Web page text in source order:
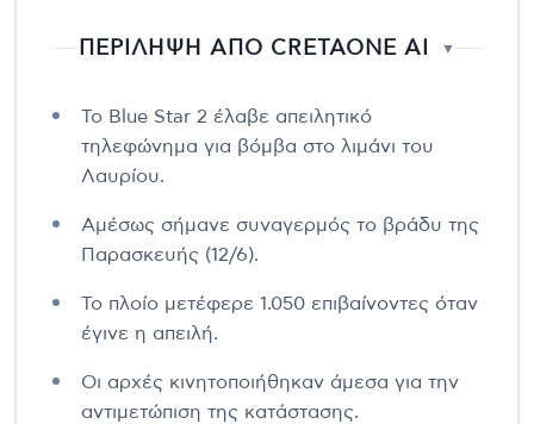
ΠΕΡΙΛΗΨΗ ΑΠΟ CRETAONE AI ▼
Το Blue Star 2 έλαβε απειλητικό
τηλεφώνημα για βόμβα στο λιμάνι του
Λαυρίου.
Αμέσως σήμανε συναγερμός το βράδυ της
Παρασκευής (12/6).
Το πλοίο μετέφερε 1.050 επιβαίνοντες όταν
έγινε η απειλή.
Οι αρχές κινητοποιήθηκαν άμεσα για την
αντιμετώπιση της κατάστασης.